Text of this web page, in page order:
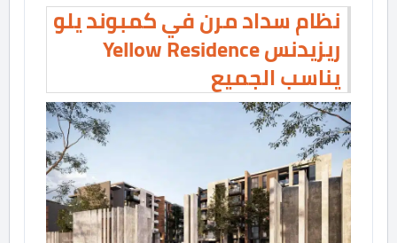
نظام سداد مرن في كمبوند يلو
ريزيدنس Yellow Residence
يناسب الجميع